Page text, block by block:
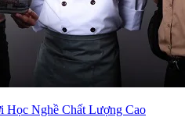
Học Nghề Chất Lượng Cao